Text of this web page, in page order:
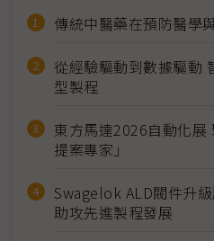
傳統中醫藥在預防醫學
從經驗驅動到數據驅動
型製程
東方馬達2026自動化展
提案專家」
Swagelok ALD閥件升
助攻先進製程發展